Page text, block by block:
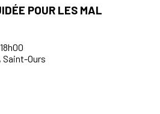
POUR LES MAL
Saint-Ours